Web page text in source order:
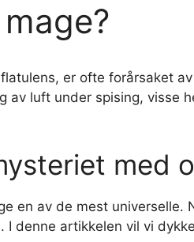
er ofte forårsaket
luft under spising, visse
med
en av de mest
denne artikkelen vil vi